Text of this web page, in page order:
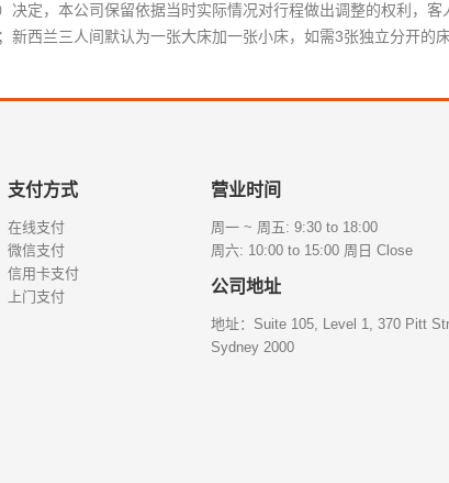
定，本公司保留依据当时实际情况对行程做出调整的权利，客
新西兰三人间默认为一张大床加一张小床，如需3张独立分开的
支付方式
在线支付
微信支付
信用卡支付
上门支付
营业时间
周一 ~ 周五: 9:30 to 18:00
周六: 10:00 to 15:00 周日 Close
公司地址
地址：Suite 105, Level 1, 370 Pitt
Sydney 2000